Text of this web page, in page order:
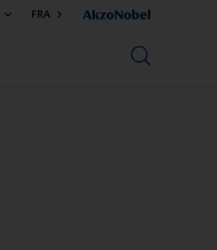
FRA